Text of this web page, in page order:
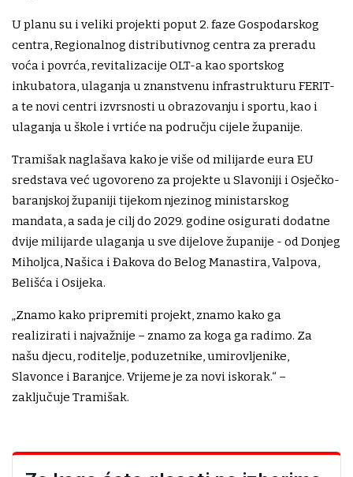
U planu su i veliki projekti poput 2. faze Gospodarskog
centra, Regionalnog distributivnog centra za preradu
voća i povrća, revitalizacije OLT-a kao sportskog
inkubatora, ulaganja u znanstvenu infrastrukturu FERIT-
a te novi centri izvrsnosti u obrazovanju i sportu, kao i
ulaganja u škole i vrtiće na području cijele županije.
Tramišak naglašava kako je više od milijarde eura EU
sredstava već ugovoreno za projekte u Slavoniji i Osječko-
baranjskoj županiji tijekom njezinog ministarskog
mandata, a sada je cilj do 2029. godine osigurati dodatne
dvije milijarde ulaganja u sve dijelove županije - od Donjeg
Miholjca, Našica i Đakova do Belog Manastira, Valpova,
Belišća i Osijeka.
„Znamo kako pripremiti projekt, znamo kako ga
realizirati i najvažnije – znamo za koga ga radimo. Za
našu djecu, roditelje, poduzetnike, umirovljenike,
Slavonce i Baranjce. Vrijeme je za novi iskorak.“ –
zaključuje Tramišak.